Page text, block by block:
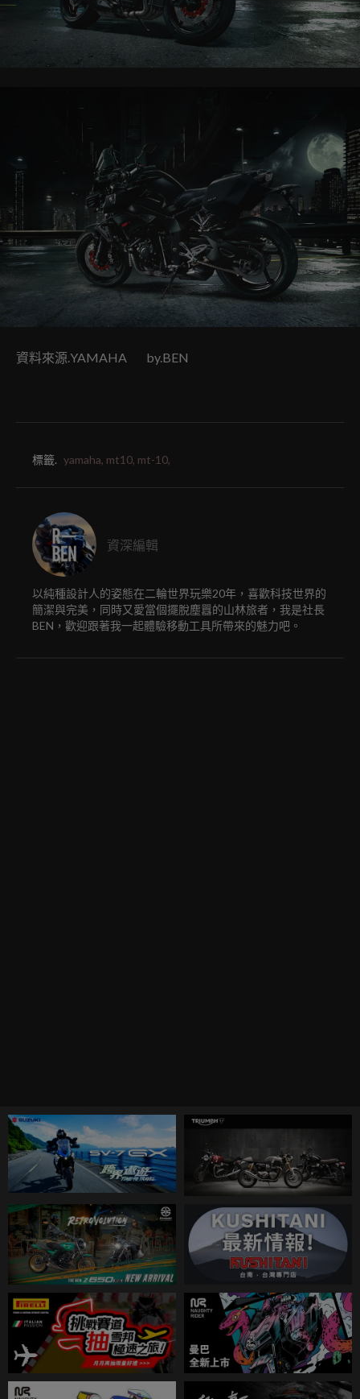
資料來源.YAMAHA by.BEN
標籤. yamaha, mt10, mt-10,
資深編輯
以純種設計人的姿態在二輪世界玩樂20年，喜歡科技世界的
簡潔與完美，同時又愛當個擺脫塵囂的山林旅者，我是社長
BEN，歡迎跟著我一起體驗移動工具所帶來的魅力吧。